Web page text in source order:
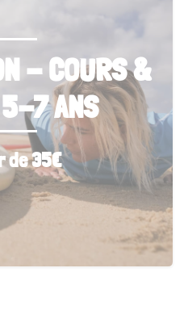
- COURS &
5-7 ANS
de 35€